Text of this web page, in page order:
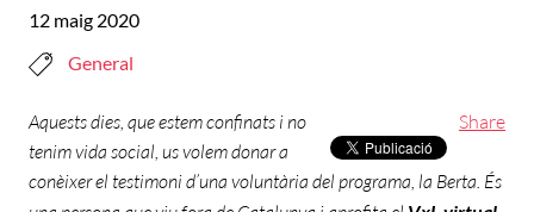
12 maig 2020
General
Share
Aquests dies, que estem confinats i no
tenim vida social, us volem donar a
conèixer el testimoni d’una voluntària del programa, la Berta. És